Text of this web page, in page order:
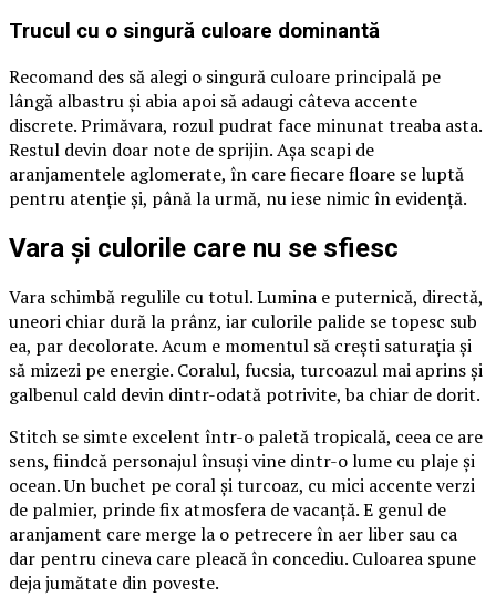
Trucul cu o singură culoare dominantă
Recomand des să alegi o singură culoare principală pe
lângă albastru și abia apoi să adaugi câteva accente
discrete. Primăvara, rozul pudrat face minunat treaba asta.
Restul devin doar note de sprijin. Așa scapi de
aranjamentele aglomerate, în care fiecare floare se luptă
pentru atenție și, până la urmă, nu iese nimic în evidență.
Vara și culorile care nu se sfiesc
Vara schimbă regulile cu totul. Lumina e puternică, directă,
uneori chiar dură la prânz, iar culorile palide se topesc sub
ea, par decolorate. Acum e momentul să crești saturația și
să mizezi pe energie. Coralul, fucsia, turcoazul mai aprins și
galbenul cald devin dintr-odată potrivite, ba chiar de dorit.
Stitch se simte excelent într-o paletă tropicală, ceea ce are
sens, fiindcă personajul însuși vine dintr-o lume cu plaje și
ocean. Un buchet pe coral și turcoaz, cu mici accente verzi
de palmier, prinde fix atmosfera de vacanță. E genul de
aranjament care merge la o petrecere în aer liber sau ca
dar pentru cineva care pleacă în concediu. Culoarea spune
deja jumătate din poveste.